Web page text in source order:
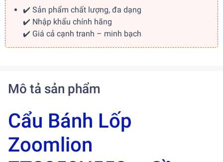
✔️ Sản phẩm chất lượng, đa dạng
✔️ Nhập khẩu chính hãng
✔️ Giá cả cạnh tranh – minh bạch
Mô tả sản phẩm
Cẩu Bánh Lốp
Zoomlion